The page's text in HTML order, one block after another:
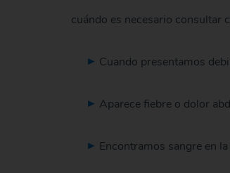
cuándo es necesario consultar
Cuando presentamos
Aparece fiebre o dolor
Encontramos sangre en